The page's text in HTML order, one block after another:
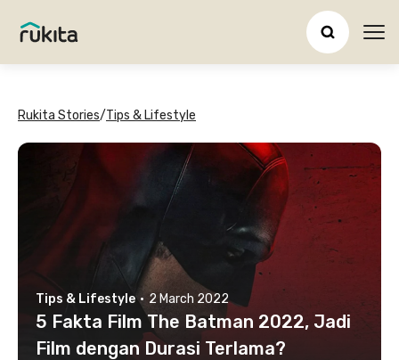
Rukita Stories/Tips & Lifestyle
Tips & Lifestyle · 2 March 2022
5 Fakta Film The Batman 2022, Jadi
Film dengan Durasi Terlama?